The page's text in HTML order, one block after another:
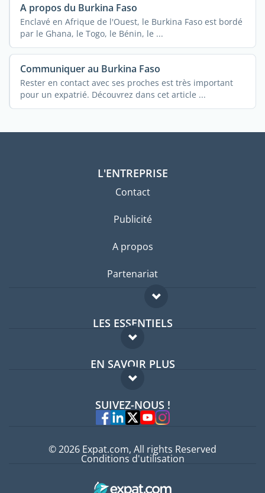
A propos du Burkina Faso
Enclavé en Afrique de l'Ouest, le Burkina Faso est bordé
par le Ghana, le Togo, le Bénin, le ...
Communiquer au Burkina Faso
Rester en contact avec ses proches est très important
pour un expatrié. Découvrez dans cet article ...
L'ENTREPRISE
Contact
Publicité
A propos
Partenariat
LES ESSENTIELS
Forum expatriés
Guides pays
EN SAVOIR PLUS
FAQ
Experts
SUIVEZ-NOUS !
© 2026 Expat.com, All rights Reserved
Conditions d'utilisation